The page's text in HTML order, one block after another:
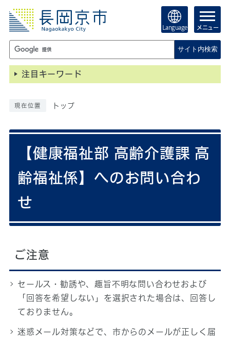
Language メニュー
サイト内検索
注目キーワード
現在位置 トップ
【健康福祉部 高齢介護課 高
齢福祉係】へのお問い合わ
せ
ご注意
セールス・勧誘や、趣旨不明な問い合わせおよび
「回答を希望しない」を選択された場合は、回答し
ておりません。
迷惑メール対策などで、市からのメールが正しく届